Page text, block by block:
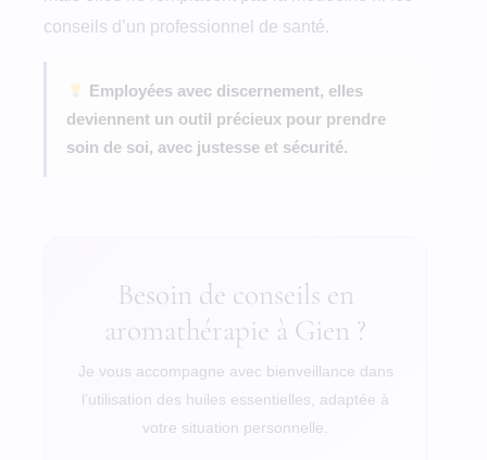
conseils d’un professionnel de santé.
Employées avec discernement, elles
deviennent un outil précieux pour prendre
soin de soi, avec justesse et sécurité.
Besoin de conseils en
aromathérapie à Gien ?
Je vous accompagne avec bienveillance dans
l’utilisation des huiles essentielles, adaptée à
votre situation personnelle.